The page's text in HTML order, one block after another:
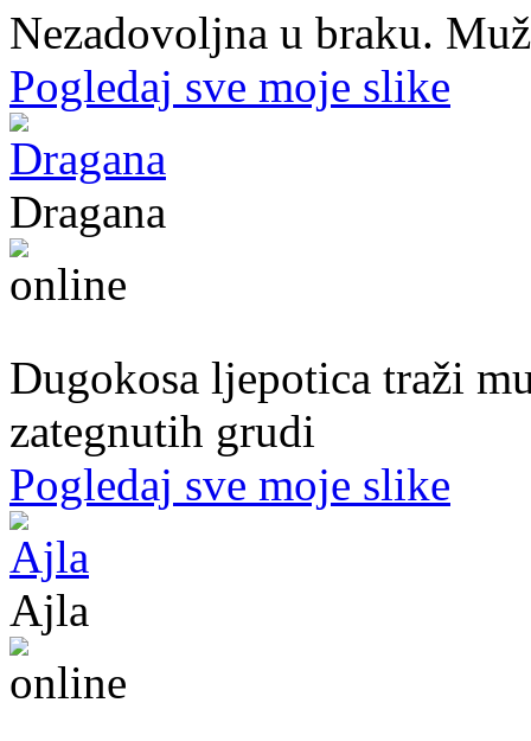
Nezadovoljna u braku.
Pogledaj sve moje slike
Dragana
Dugokosa ljepotica traži
zategnutih grudi
Pogledaj sve moje slike
Ajla